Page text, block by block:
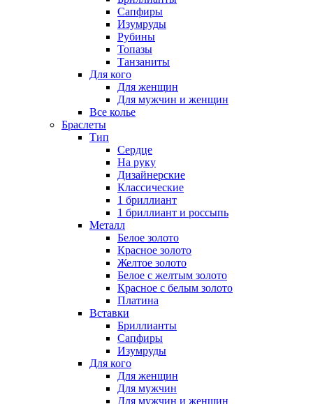
Сапфиры
Изумруды
Рубины
Топазы
Танзаниты
Для кого
Для женщин
Для мужчин и женщин
Все колье
Браслеты
Тип
Сердце
На руку
Дизайнерские
Классические
1 бриллиант
1 бриллиант и россыпь
Металл
Белое золото
Красное золото
Желтое золото
Белое с желтым золото
Красное с белым золото
Платина
Вставки
Бриллианты
Сапфиры
Изумруды
Для кого
Для женщин
Для мужчин
Для мужчин и женщин